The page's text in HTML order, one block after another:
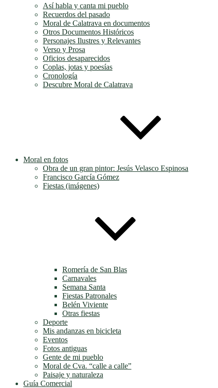
Así habla y canta mi pueblo
Recuerdos del pasado
Moral de Calatrava en documentos
Otros Documentos Históricos
Personajes Ilustres y Relevantes
Verso y Prosa
Oficios desaparecidos
Coplas, jotas y poesías
Cronología
Descubre Moral de Calatrava
Moral en fotos
Obra de un gran pintor: Jesús Velasco Espinosa
Francisco García Gómez
Fiestas (imágenes)
Romería de San Blas
Carnavales
Semana Santa
Fiestas Patronales
Belén Viviente
Otras fiestas
Deporte
Mis andanzas en bicicleta
Eventos
Fotos antiguas
Gente de mi pueblo
Moral de Cva. “calle a calle”
Paisaje y naturaleza
Guía Comercial